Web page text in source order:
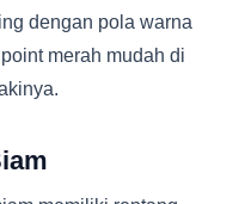
dengan pola warna
merah mudah di